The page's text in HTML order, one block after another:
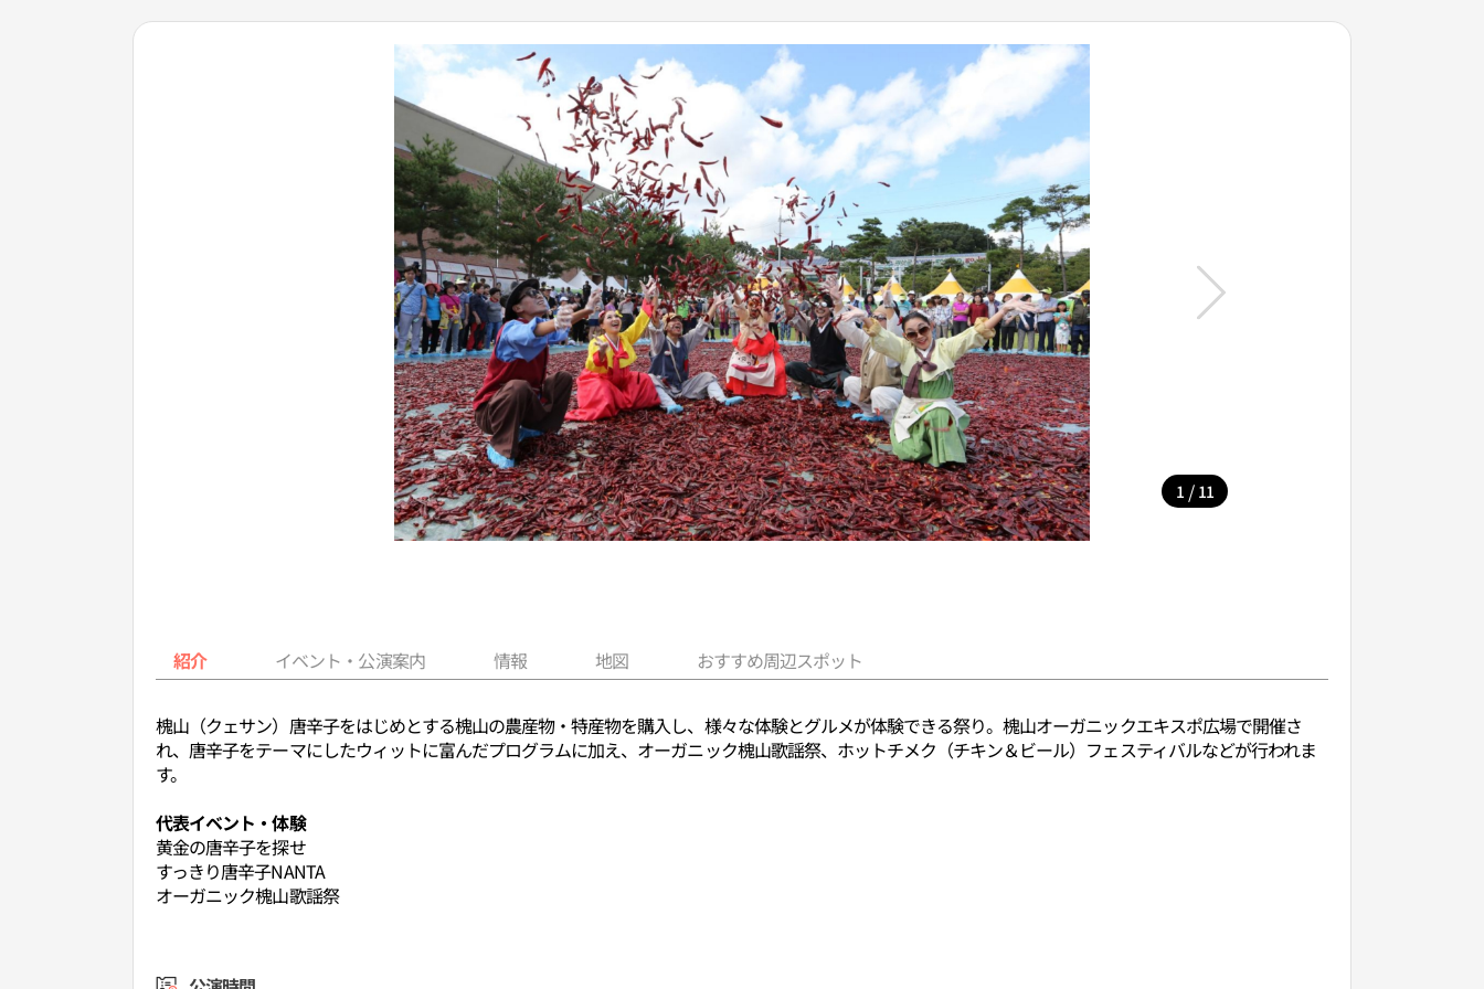
1 / 11
紹介 イベント・公演案内 情報 地図 おすすめ周辺スポット
槐山（クェサン）唐辛子をはじめとする槐山の農産物・特産物を購入し、様々な体験とグルメが体験できる祭り。槐山オーガニックエキスポ広場で開催さ
れ、唐辛子をテーマにしたウィットに富んだプログラムに加え、オーガニック槐山歌謡祭、ホットチメク（チキン＆ビール）フェスティバルなどが行われま
す。
代表イベント・体験
黄金の唐辛子を探せ
すっきり唐辛子NANTA
オーガニック槐山歌謡祭